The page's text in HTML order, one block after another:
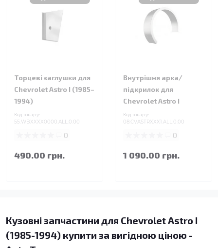
Торцеві заглушки для
Chevrolet Astro I (1985–
1994)
Код товару:
55.WBXXXX0000.ALL.0.00
0
490.00 грн.
Внутрішня арка/
підкрилок для
Chevrolet Astro I
Код товару:
08.CVASTRXXX1.ALL.0.00
0
1 090.00 грн.
Кузовні запчастини для Chevrolet Astro I
(1985-1994) купити за вигідною ціною -